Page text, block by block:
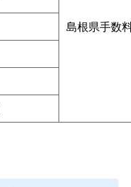
島根県手数